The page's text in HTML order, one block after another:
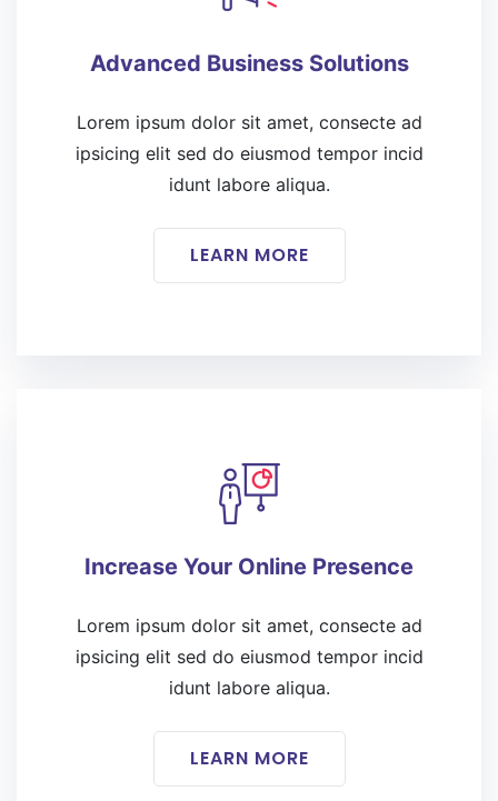
Advanced Business Solutions
Lorem ipsum dolor sit amet, consecte ad
ipsicing elit sed do eiusmod tempor incid
idunt labore aliqua.
LEARN MORE
Increase Your Online Presence
Lorem ipsum dolor sit amet, consecte ad
ipsicing elit sed do eiusmod tempor incid
idunt labore aliqua.
LEARN MORE